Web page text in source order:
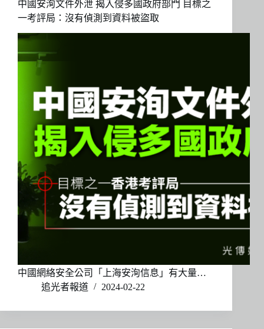
中國安洵文件外泄 揭入侵多國政府部門 目標之
一考評局：沒有偵測到資料被盜取
中國網絡安全公司「上海安洵信息」有大量…
追光者報道
2024-02-22